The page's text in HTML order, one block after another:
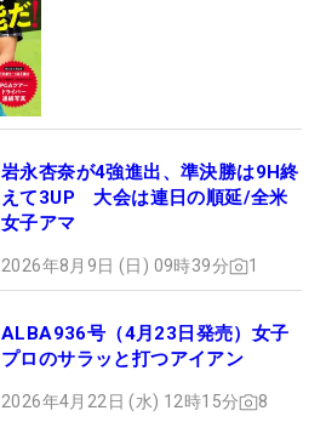
岩永杏奈が4強進出、準決勝は9H終
えて3UP 大会は連日の順延/全米
女子アマ
2026年8月9日 (日) 09時39分 1
ALBA936号（4月23日発売）女子
プロのサラッと打つアイアン
2026年4月22日 (水) 12時15分 8